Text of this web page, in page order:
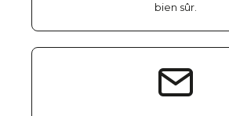
bien sûr.